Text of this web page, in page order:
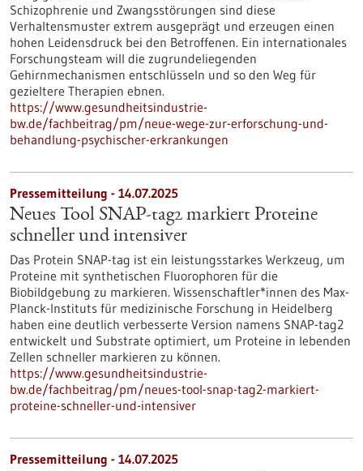
Schizophrenie und Zwangsstörungen sind diese
Verhaltensmuster extrem ausgeprägt und erzeugen einen
hohen Leidensdruck bei den Betroffenen. Ein internationales
Forschungsteam will die zugrundeliegenden
Gehirnmechanismen entschlüsseln und so den Weg für
gezieltere Therapien ebnen.
https://www.gesundheitsindustrie-
bw.de/fachbeitrag/pm/neue-wege-zur-erforschung-und-
behandlung-psychischer-erkrankungen
Pressemitteilung - 14.07.2025
Neues Tool SNAP-tag2 markiert Proteine
schneller und intensiver
Das Protein SNAP-tag ist ein leistungsstarkes Werkzeug, um
Proteine mit synthetischen Fluorophoren für die
Biobildgebung zu markieren. Wissenschaftler*innen des Max-
Planck-Instituts für medizinische Forschung in Heidelberg
haben eine deutlich verbesserte Version namens SNAP-tag2
entwickelt und Substrate optimiert, um Proteine in lebenden
Zellen schneller markieren zu können.
https://www.gesundheitsindustrie-
bw.de/fachbeitrag/pm/neues-tool-snap-tag2-markiert-
proteine-schneller-und-intensiver
Pressemitteilung - 14.07.2025